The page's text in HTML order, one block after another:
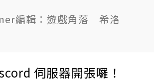
編輯：遊戲角落 希洛
伺服器開張囉！